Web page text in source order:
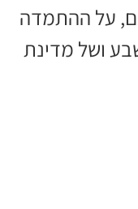
על ההתמדה
ושל מדינת